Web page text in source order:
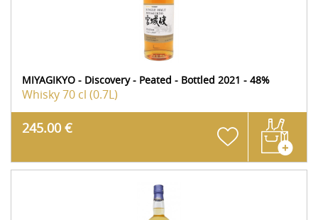
MIYAGIKYO - Discovery - Peated - Bottled 2021 - 48%
Whisky70 cl (0.7L)
245.00 €